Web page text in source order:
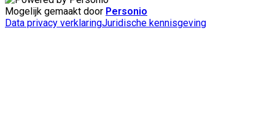
Mogelijk gemaakt door Personio
Data privacy verklaringJuridische kennisgeving